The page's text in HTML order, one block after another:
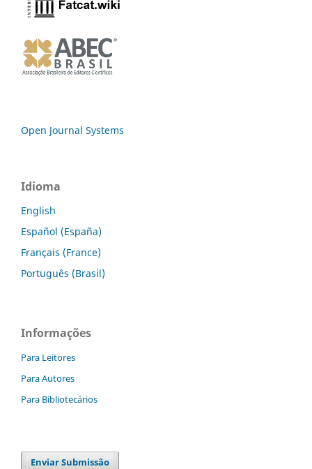
Open Journal Systems
Idioma
English
Español (España)
Français (France)
Português (Brasil)
Informações
Para Leitores
Para Autores
Para Bibliotecários
Enviar Submissão